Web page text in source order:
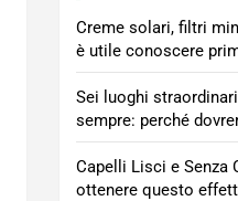
Creme solari, filtri
è utile conoscere
Sei luoghi
sempre: perché
Capelli Lisci e Senza
ottenere questo